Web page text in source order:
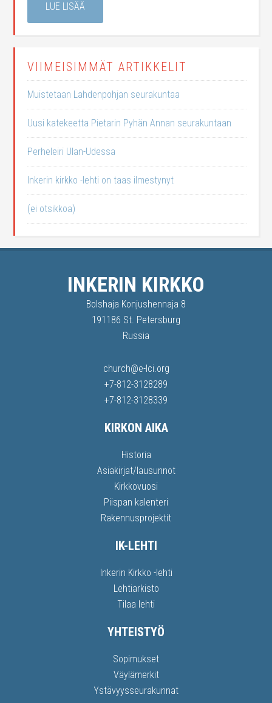
LUE LISÄÄ
VIIMEISIMMÄT ARTIKKELIT
Muistetaan Lahdenpohjan seurakuntaa
Uusi katekeetta Pietarin Pyhän Annan seurakuntaan
Perheleiri Ulan-Udessa
Inkerin kirkko -lehti on taas ilmestynyt
(ei otsikkoa)
INKERIN KIRKKO
Bolshaja Konjushennaja 8
191186 St. Petersburg
Russia
church@e-lci.org
+7-812-3128289
+7-812-3128339
KIRKON AIKA
Historia
Asiakirjat/lausunnot
Kirkkovuosi
Piispan kalenteri
Rakennusprojektit
IK-LEHTI
Inkerin Kirkko -lehti
Lehtiarkisto
Tilaa lehti
YHTEISTYÖ
Sopimukset
Väylämerkit
Ystävyysseurakunnat